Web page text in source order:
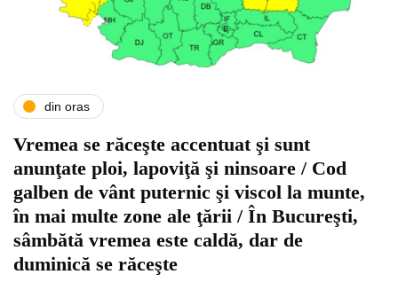
din oras
Vremea se răceşte accentuat şi sunt
anunţate ploi, lapoviţă şi ninsoare / Cod
galben de vânt puternic şi viscol la munte,
în mai multe zone ale ţării / În Bucureşti,
sâmbătă vremea este caldă, dar de
duminică se răceşte